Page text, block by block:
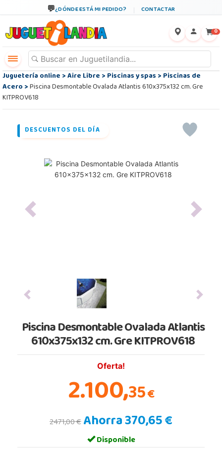
¿DÓNDE ESTÁ MI PEDIDO? CONTACTAR
0
Juguetería online>Aire Libre>Piscinas y spas>Piscinas de
Acero>Piscina Desmontable Ovalada Atlantis 610x375x132 cm. Gre
KITPROV618
DESCUENTOS DEL DÍA
Previous Next
Previous Next
Piscina Desmontable Ovalada Atlantis
610x375x132 cm. Gre KITPROV618
Oferta!
2.100,35€
2471,00 €Ahorra 370,65 €
Disponible